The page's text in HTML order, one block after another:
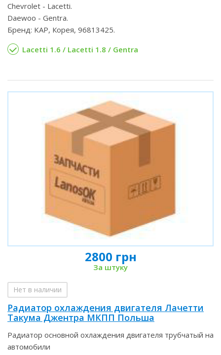
Chevrolet - Lacetti.
Daewoo - Gentra.
Бренд: KAP, Корея, 96813425.
Lacetti 1.6 / Lacetti 1.8 / Gentra
2800 грн
За штуку
Нет в наличии
Радиатор охлаждения двигателя Лачетти
Такума Джентра МКПП Польша
Радиатор основной охлаждения двигателя трубчатый на
автомобили